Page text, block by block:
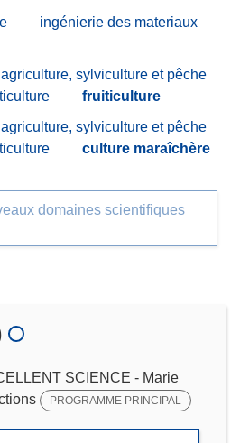
ingénierie des materiaux
agriculture, sylviculture et pêche
fruiticulture
agriculture, sylviculture et pêche
culture maraîchère
domaines scientifiques
SCIENCE - Marie
PROGRAMME PRINCIPAL